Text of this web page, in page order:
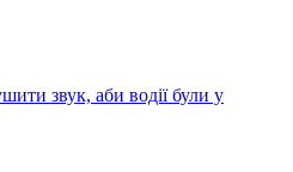
звук, аби водії були у